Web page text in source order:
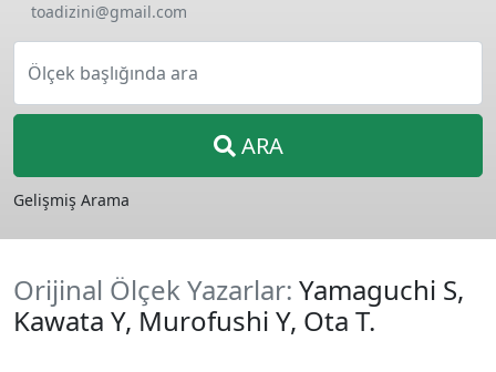
toadizini@gmail.com
Ölçek başlığında ara
ARA
Gelişmiş Arama
Orijinal Ölçek Yazarlar: Yamaguchi S,
Kawata Y, Murofushi Y, Ota T.